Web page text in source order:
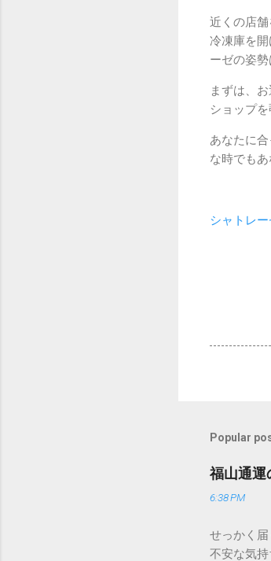
近くの店
冷凍庫を
ーゼの姿勢
まずは、
ショップ
あなたに
な時でも
シャトレ
Popular
福山通運
6:38 PM
せっかく
不安な気